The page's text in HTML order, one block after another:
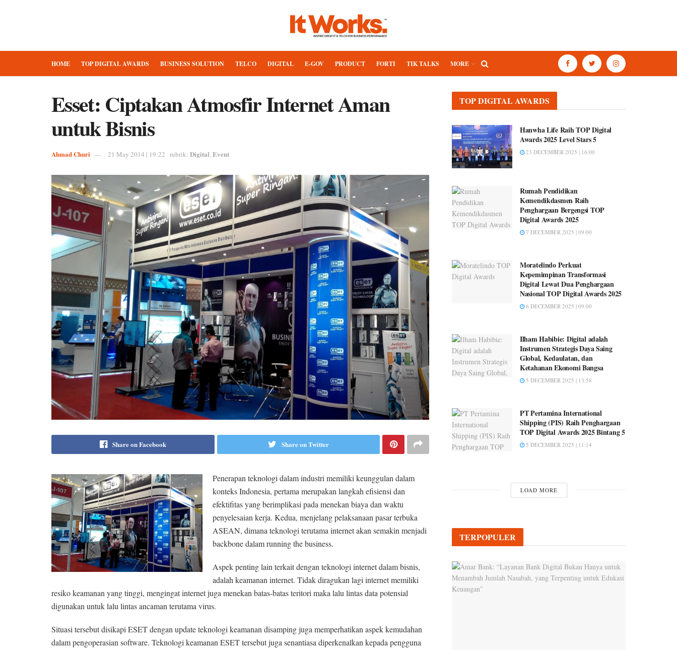
HOME TOP DIGITAL AWARDS BUSINESS SOLUTION TELCO DIGITAL E-GOV PRODUCT FORTI TIK TALKS MORE
Esset: Ciptakan Atmosfir Internet Aman
untuk Bisnis
Ahmad Churi 21 May 2014 | 19:22 rubrik: Digital,Event
Share on Facebook Share on Twitter
Penerapan teknologi dalam industri memiliki keunggulan dalam
konteks Indonesia, pertama merupakan langkah efisiensi dan
efektifitas yang berimplikasi pada menekan biaya dan waktu
penyelesaian kerja. Kedua, menjelang pelaksanaan pasar terbuka
ASEAN, dimana teknologi terutama internet akan semakin menjadi
backbone dalam running the business.
Aspek penting lain terkait dengan teknologi internet dalam bisnis,
adalah keamanan internet. Tidak diragukan lagi internet memiliki
resiko keamanan yang tinggi, mengingat internet juga menekan batas-batas teritori maka lalu lintas data potensial
digunakan untuk lalu lintas ancaman terutama virus.
Situasi tersebut disikapi ESET dengan update teknologi keamanan disamping juga memperhatikan aspek kemudahan
dalam pengoperasian software. Teknologi keamanan ESET tersebut juga senantiasa diperkenalkan kepada pengguna
TOP DIGITAL AWARDS
Hanwha Life Raih TOP Digital
Awards 2025 Level Stars 5
23 DECEMBER 2025 | 16:00
Rumah Pendidikan
Kemendikdasmen Raih
Penghargaan Bergengsi TOP
Digital Awards 2025
7 DECEMBER 2025 | 09:00
Moratelindo Perkuat
Kepemimpinan Transformasi
Digital Lewat Dua Penghargaan
Nasional TOP Digital Awards 2025
6 DECEMBER 2025 | 09:00
Ilham Habibie: Digital adalah
Instrumen Strategis Daya Saing
Global, Kedaulatan, dan
Ketahanan Ekonomi Bangsa
5 DECEMBER 2025 | 13:58
PT Pertamina International
Shipping (PIS) Raih Penghargaan
TOP Digital Awards 2025 Bintang 5
5 DECEMBER 2025 | 11:14
LOAD MORE
TERPOPULER